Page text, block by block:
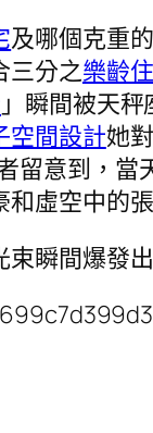
及哪個克重
三分之樂齡
」瞬間被天秤
空間設計她
留意到，
和虛空中的
束瞬間爆發